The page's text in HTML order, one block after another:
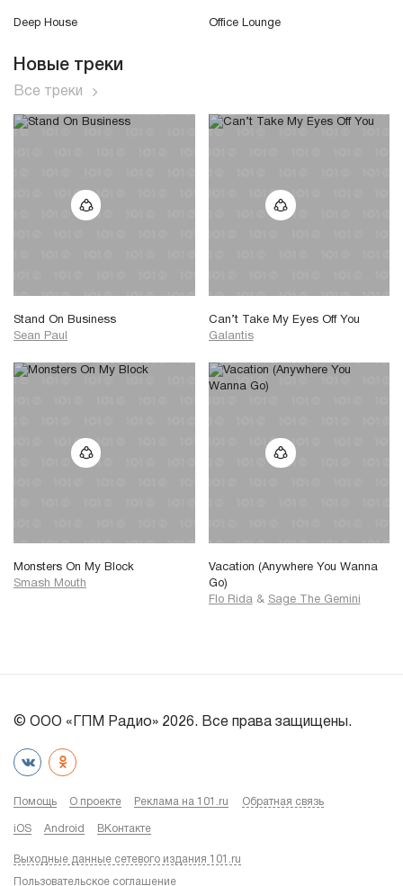
Deep House Office Lounge
Новые треки
Все треки
Stand On Business
Sean Paul
Can’t Take My Eyes Off You
Galantis
Monsters On My Block
Smash Mouth
Vacation (Anywhere You Wanna
Go)
Flo Rida & Sage The Gemini
© ООО «ГПМ Радио» 2026. Все права защищены.
Помощь О проекте Реклама на 101.ru Обратная связь
iOS Android ВКонтакте
Выходные данные сетевого издания 101.ru
Пользовательское соглашение